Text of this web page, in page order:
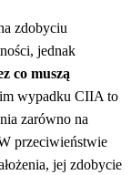
zdobyciu
jednak
co muszą
wypadku CIIA to
zarówno na
przeciwieństwie
jej zdobycie